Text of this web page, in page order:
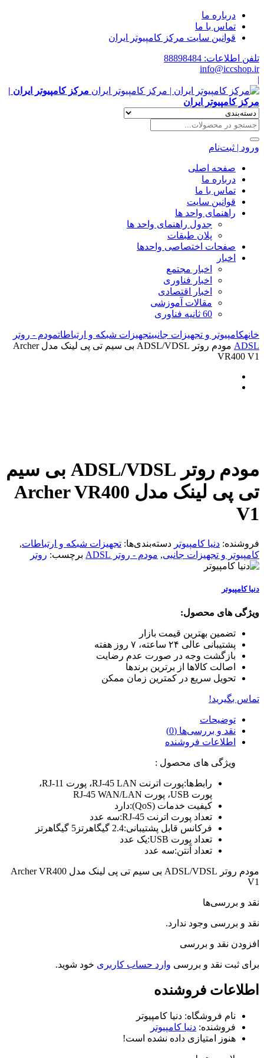
درباره ما
تماس با ما
قوانین سایت مرکز کامپیوتر ایران
تلفن اطلاعات: 88898484
info@iccshop.ir
|
مرکز کامپیوتر ایران |
مرکز کامپیوتر ایران
ورود | ثبت‌نام
صفحه اصلی
درباره ما
تماس با ما
قوانین سایت
راهنمای واحد ها
جدول راهنمای واحد ها
پلان طبقات
صفحات اختصاصی واحدها
اخبار
اخبار مجتمع
اخبار فناوری
اخبار اقتصادی
مقالات آموزشی
60 ثانیه فناوری
خانهکامپیوتر و تجهیزات جانبیتجهیزات شبکه و ارتباطاتمودم - روتر
ADSL
مودم روتر ADSL/VDSL بی سیم تی پی لینک مدل Archer
VR400 V1
مودم روتر ADSL/VDSL بی سیم
تی پی لینک مدل Archer VR400
V1
فروشنده: دنیا کامپیوتر دسته‌بندی‌ها: تجهیزات شبکه و ارتباطات,
کامپیوتر و تجهیزات جانبی, مودم - روتر ADSL برچسب: روتر
دنیا کامپیوتر
ویژگی های محصول:
تضمین بهترین قیمت بازار
پشتیبانی عالی ۲۴ ساعته، ۷ روز هفته
بازگشت وجه در صورت عدم رضایت
اصالت کالاها از برترین برندها
تحویل سریع در کمترین زمان ممکن
تماس بگیرید!
توضیحات
نقد و بررسی‌ها (0)
اطلاعات فروشنده
ویژگی های محصول :
رابط‌‌ها:پورت اترنت RJ-45 LAN، پورت RJ-11،
پورت USB، پورت RJ-45 WAN/LAN
کیفیت خدمات (QoS):دارد
تعداد پورت اترنت RJ-45:سه عدد
فرکانس قابل پشتیبانی:2.4 گیگاهرتز5 گیگاهرتز
تعداد پورت USB:یک عدد
تعداد آنتن:سه عدد
مودم روتر ADSL/VDSL بی سیم تی پی لینک مدل Archer VR400
V1
نقد و بررسی‌ها
نقد و بررسی وجود ندارد.
افزودن نقد و بررسی
برای ثبت نقد و بررسی وارد حساب کاربری خود شوید.
اطلاعات فروشنده
نام فروشگاه: دنیا کامپیوتر
فروشنده: دنیا کامپیوتر
هنوز امتیازی داده نشده است!